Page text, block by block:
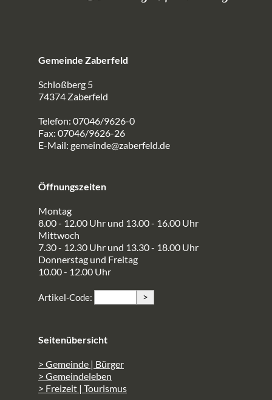
Gemeinde Zaberfeld
Schloßberg 5
74374 Zaberfeld
Telefon: 07046/9626-0
Fax: 07046/9626-26
E-Mail: gemeinde@zaberfeld.de
Öffnungszeiten
Montag
8.00 - 12.00 Uhr und 13.00 - 16.00 Uhr
Mittwoch
7.30 - 12.30 Uhr und 13.30 - 18.00 Uhr
Donnerstag und Freitag
10.00 - 12.00 Uhr
Artikel-Code: >
Seitenübersicht
> Gemeinde | Bürger
> Gemeindeleben
> Freizeit | Tourismus